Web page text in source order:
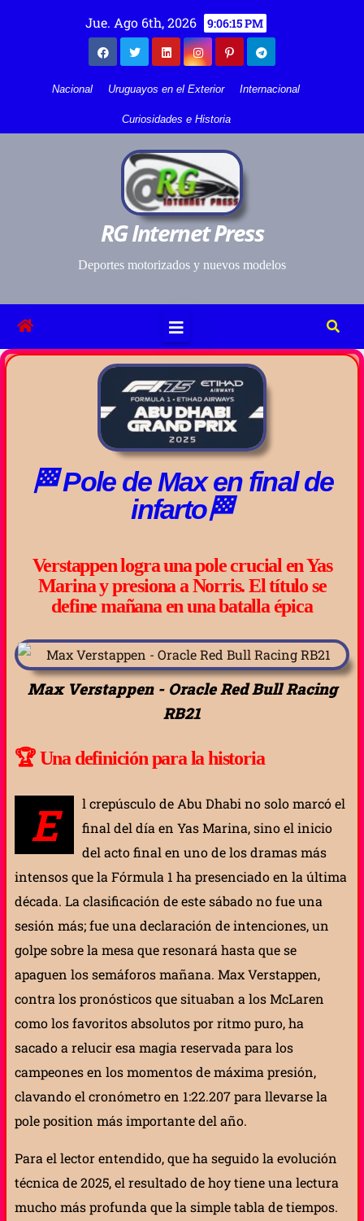
Jue. Ago 6th, 2026 9:06:16 PM
Nacional Uruguayos en el Exterior Internacional
Curiosidades e Historia
RG Internet Press
Deportes motorizados y nuevos modelos
🏁 Pole de Max en final de
infarto🏁
Verstappen logra una pole crucial en Yas
Marina y presiona a Norris. El título se
define mañana en una batalla épica
Max Verstappen - Oracle Red Bull Racing
RB21
🏆Una definición para la historia
E
l crepúsculo de Abu Dhabi no solo marcó el
final del día en Yas Marina, sino el inicio
del acto final en uno de los dramas más
intensos que la Fórmula 1 ha presenciado en la última
década. La clasificación de este sábado no fue una
sesión más; fue una declaración de intenciones, un
golpe sobre la mesa que resonará hasta que se
apaguen los semáforos mañana. Max Verstappen,
contra los pronósticos que situaban a los McLaren
como los favoritos absolutos por ritmo puro, ha
sacado a relucir esa magia reservada para los
campeones en los momentos de máxima presión,
clavando el cronómetro en 1:22.207 para llevarse la
pole position más importante del año.
Para el lector entendido, que ha seguido la evolución
técnica de 2025, el resultado de hoy tiene una lectura
mucho más profunda que la simple tabla de tiempos.